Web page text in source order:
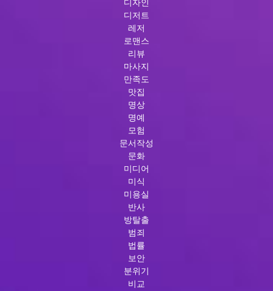
디저트
레저
로맨스
리뷰
마사지
만족도
맛집
명상
명예
모험
문서작성
문화
미디어
미식
미용실
반사
방탈출
범죄
법률
보안
분위기
비교